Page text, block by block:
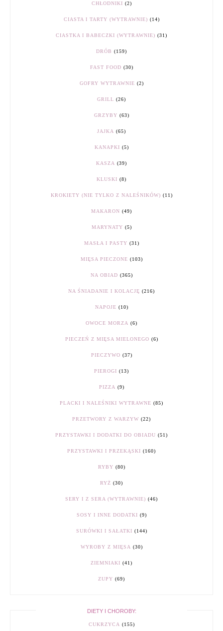
CHŁODNIKI (2)
CIASTA I TARTY (WYTRAWNIE) (14)
CIASTKA I BABECZKI (WYTRAWNIE) (31)
DRÓB (159)
FAST FOOD (30)
GOFRY WYTRAWNIE (2)
GRILL (26)
GRZYBY (63)
JAJKA (65)
KANAPKI (5)
KASZA (39)
KLUSKI (8)
KROKIETY (NIE TYLKO Z NALEŚNIKÓW) (11)
MAKARON (49)
MARYNATY (5)
MASŁA I PASTY (31)
MIĘSA PIECZONE (103)
NA OBIAD (365)
NA ŚNIADANIE I KOLACJĘ (216)
NAPOJE (10)
OWOCE MORZA (6)
PIECZEŃ Z MIĘSA MIELONEGO (6)
PIECZYWO (37)
PIEROGI (13)
PIZZA (9)
PLACKI I NALEŚNIKI WYTRAWNE (85)
PRZETWORY Z WARZYW (22)
PRZYSTAWKI I DODATKI DO OBIADU (51)
PRZYSTAWKI I PRZEKĄSKI (160)
RYBY (80)
RYŻ (30)
SERY I Z SERA (WYTRAWNIE) (46)
SOSY I INNE DODATKI (9)
SURÓWKI I SAŁATKI (144)
WYROBY Z MIĘSA (30)
ZIEMNIAKI (41)
ZUPY (69)
DIETY I CHOROBY:
CUKRZYCA (155)